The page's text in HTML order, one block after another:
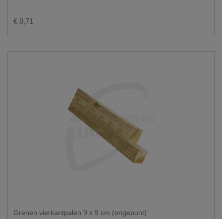
€ 8,71
Grenen vierkantpalen 9 x 9 cm (ongepunt)